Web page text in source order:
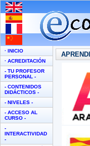
· INICIO
· ACREDITACIÓN
- TU PROFESOR
PERSONAL -
- CONTENIDOS
DIDÁCTICOS -
- NIVELES -
- ACCESO AL
CURSO -
-
INTERACTIVIDAD
-